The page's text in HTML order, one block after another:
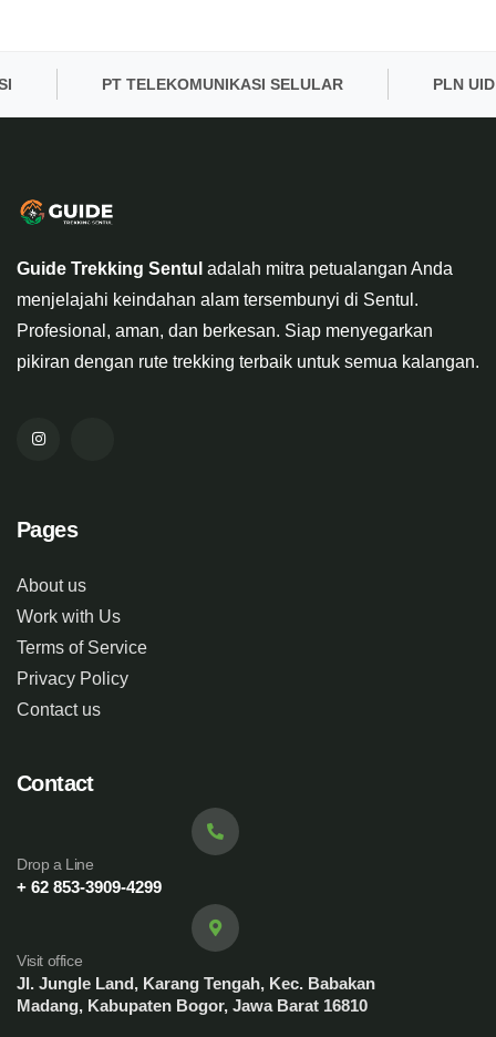
PT TELEKOMUNIKASI SELULAR PLN UID
Guide Trekking Sentul adalah mitra petualangan Anda
menjelajahi keindahan alam tersembunyi di Sentul.
Profesional, aman, dan berkesan. Siap menyegarkan
pikiran dengan rute trekking terbaik untuk semua kalangan.
Pages
About us
Work with Us
Terms of Service
Privacy Policy
Contact us
Contact
Drop a Line
+ 62 853-3909-4299
Visit office
Jl. Jungle Land, Karang Tengah, Kec. Babakan
Madang, Kabupaten Bogor, Jawa Barat 16810